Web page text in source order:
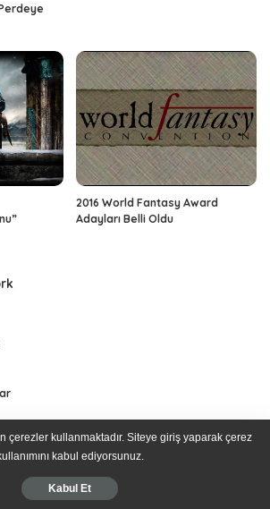
2016 World Fantasy Award
Adayları Belli Oldu
web sitesinin arşiv içerikleri burada yer alır.
çerezler kullanmaktadır. Siteye giriş yaparak çerez
kabul ediyorsunuz.
Kabul Et